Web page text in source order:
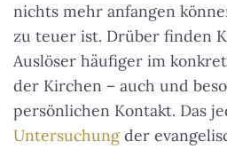
nichts mehr anfangen
zu teuer ist. Drüber finden
Auslöser häufiger im
der Kirchen – auch und
persönlichen Kontakt. Das
Untersuchung der